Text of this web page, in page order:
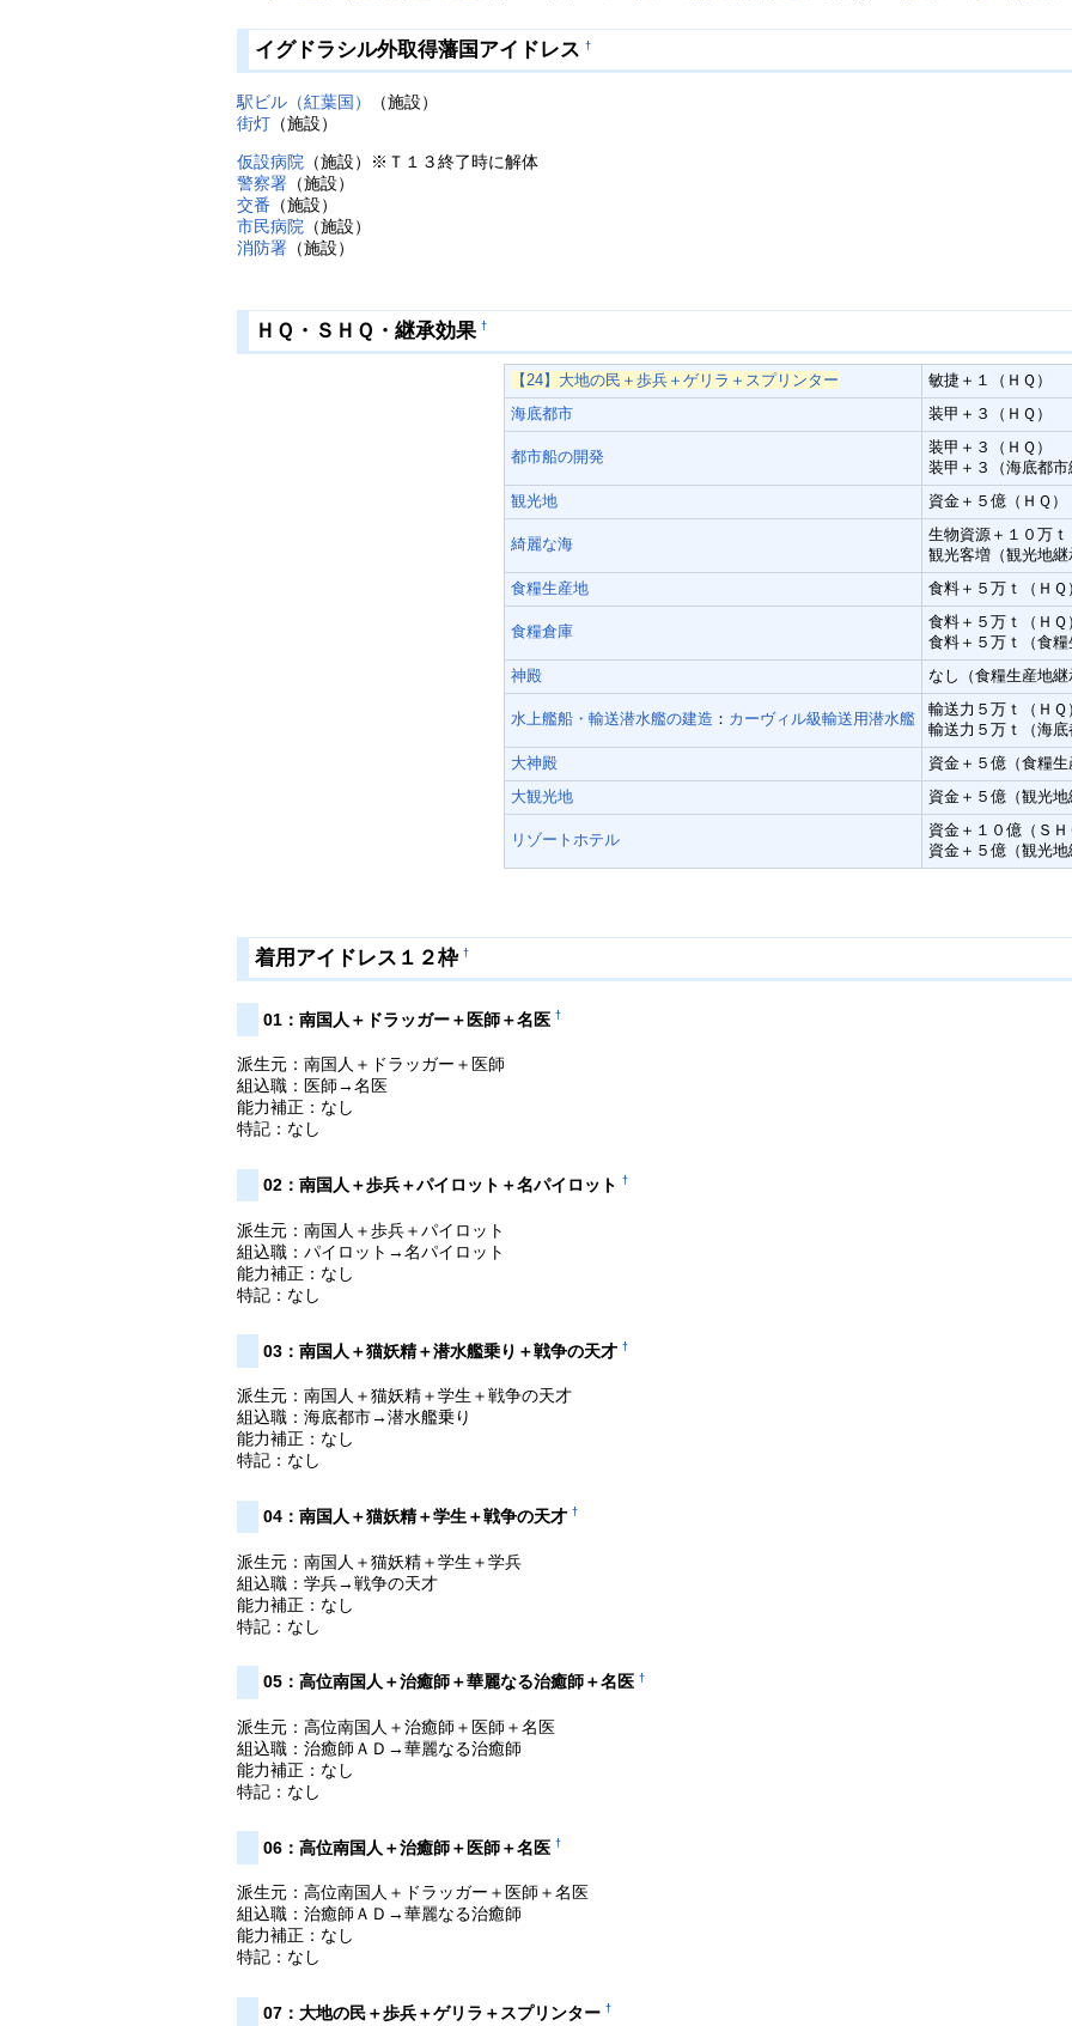
イグドラシル外取得藩国アイドレス †
駅ビル（紅葉国）
（施設）
街灯（施設）
仮設病院（施設）※Ｔ１３終了時に解体
警察署（施設）
交番 （施設）
市民病院（施設）
消防署（施設）
ＨＱ・ＳＨＱ・継承効果 †
【24】大地の民＋歩兵＋ゲリラ＋スプリンター
敏捷＋１（ＨＱ）
海底都市
装甲＋３（ＨＱ）
都市船の開発
装甲＋３（ＨＱ）
装甲＋３（海底都市
観光地
資金＋５億（ＨＱ）
綺麗な海
生物資源＋１０万ｔ
観光客増（観光地継
食糧生産地
食料＋５万ｔ（ＨＱ
食糧倉庫
食料＋５万ｔ（ＨＱ
食料＋５万ｔ（食糧
神殿
なし（食糧生産地継
水上艦船・輸送潜水艦の建造 ： カーヴィル級輸送用潜水艦
輸送力５万ｔ（ＨＱ
輸送力５万ｔ（海底
大神殿
資金＋５億（食糧生
大観光地
資金＋５億（観光地
リゾートホテル
資金＋１０億（ＳＨ
資金＋５億（観光地
着用アイドレス１２枠 †
01：南国人＋ドラッガー＋医師＋名医 †
派生元：南国人＋ドラッガー＋医師
組込職：医師→名医
能力補正：なし
特記：なし
02：南国人＋歩兵＋パイロット＋名パイロット †
派生元：南国人＋歩兵＋パイロット
組込職：パイロット→名パイロット
能力補正：なし
特記：なし
03：南国人＋猫妖精＋潜水艦乗り＋戦争の天才 †
派生元：南国人＋猫妖精＋学生＋戦争の天才
組込職：海底都市→潜水艦乗り
能力補正：なし
特記：なし
04：南国人＋猫妖精＋学生＋戦争の天才 †
派生元：南国人＋猫妖精＋学生＋学兵
組込職：学兵→戦争の天才
能力補正：なし
特記：なし
05：高位南国人＋治癒師＋華麗なる治癒師＋名医 †
派生元：高位南国人＋治癒師＋医師＋名医
組込職：治癒師ＡＤ→華麗なる治癒師
能力補正：なし
特記：なし
06：高位南国人＋治癒師＋医師＋名医 †
派生元：高位南国人＋ドラッガー＋医師＋名医
組込職：治癒師ＡＤ→華麗なる治癒師
能力補正：なし
特記：なし
07：大地の民＋歩兵＋ゲリラ＋スプリンター †